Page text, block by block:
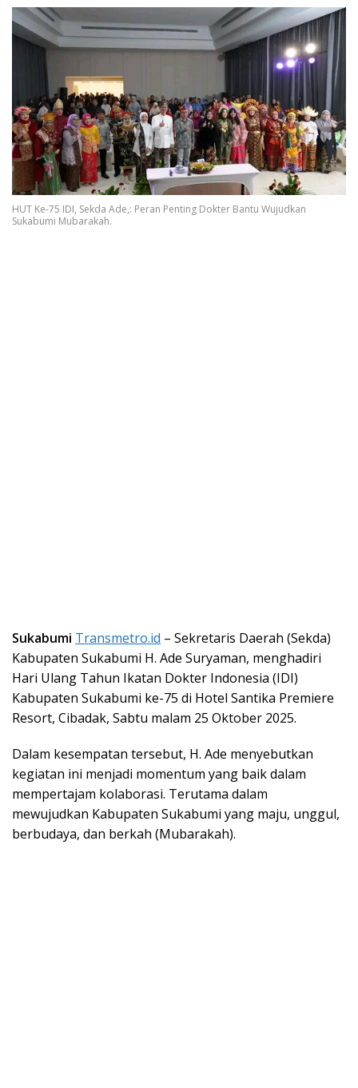
HUT Ke-75 IDI, Sekda Ade,: Peran Penting Dokter Bantu Wujudkan
Sukabumi Mubarakah.
Sukabumi Transmetro.id – Sekretaris Daerah (Sekda)
Kabupaten Sukabumi H. Ade Suryaman, menghadiri
Hari Ulang Tahun Ikatan Dokter Indonesia (IDI)
Kabupaten Sukabumi ke-75 di Hotel Santika Premiere
Resort, Cibadak, Sabtu malam 25 Oktober 2025.
Dalam kesempatan tersebut, H. Ade menyebutkan
kegiatan ini menjadi momentum yang baik dalam
mempertajam kolaborasi. Terutama dalam
mewujudkan Kabupaten Sukabumi yang maju, unggul,
berbudaya, dan berkah (Mubarakah).